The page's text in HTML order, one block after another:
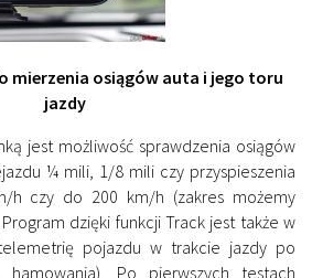
mierzenia osiągów auta i jego toru
jazdy
jest możliwość sprawdzenia osiągów
¼ mili, 1/8 mili czy przyspieszenia
czy do 200 km/h (zakres możemy
dzięki funkcji Track jest także w
pojazdu w trakcie jazdy po
hamowania). Po pierwszych testach